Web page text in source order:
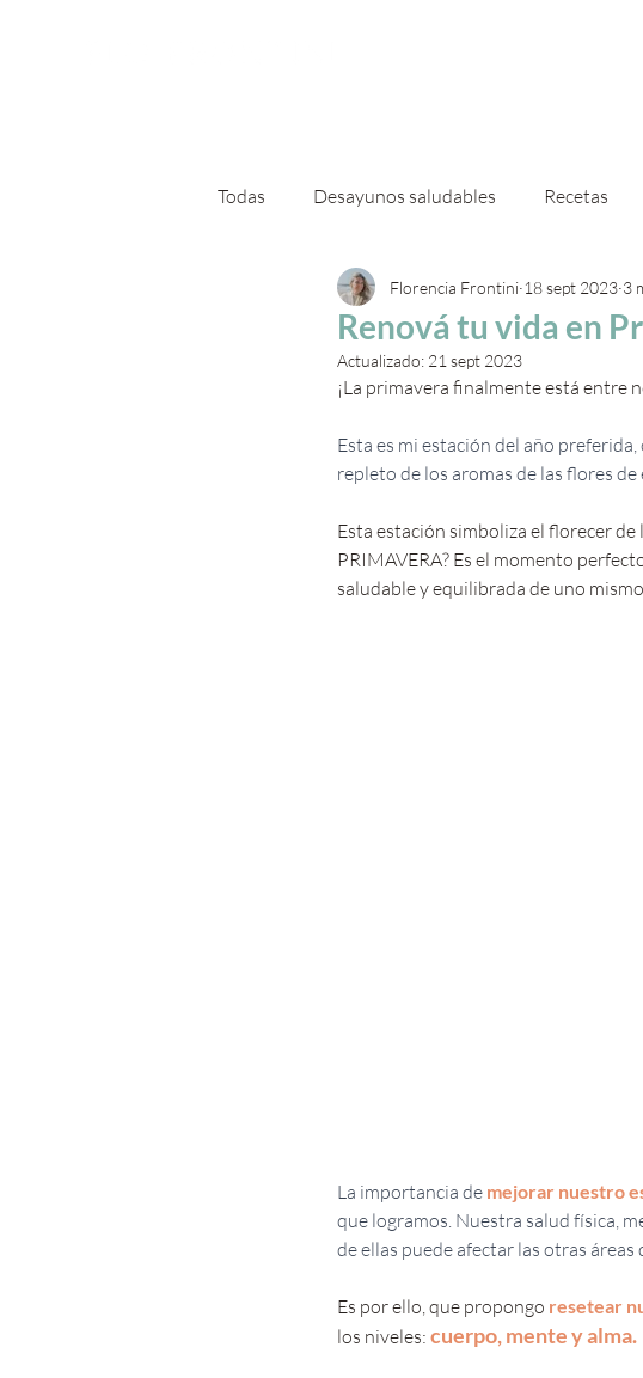
Todas Desayunos saludables Recetas
Ensaladas otro nivel Platos de invierno
Renová tu vida en
Florencia Frontini 18 sept 2023 3
Actualizado: 21 sept 2023
¡La primavera finalmente está entre
Esta es mi estación del año
repleto de los aromas de las flores
Esta estación simboliza el florecer de
PRIMAVERA? Es el momento
saludable y equilibrada de uno
La importancia de mejorar nuestro
que logramos. Nuestra salud física,
de ellas puede afectar las otras áreas
Es por ello, que propongo resetear
los niveles: cuerpo, mente y alma.